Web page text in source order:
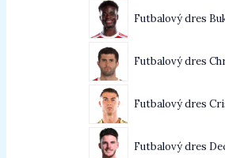
Futbalový dres
Futbalový dres
Futbalový dres
Futbalový dres